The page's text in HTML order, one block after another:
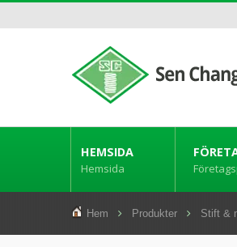
HEMSIDA
Hemsida
Hem Produkter Stift &